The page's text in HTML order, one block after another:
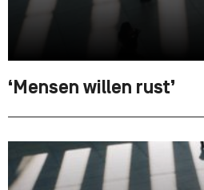
‘Mensen willen rust’